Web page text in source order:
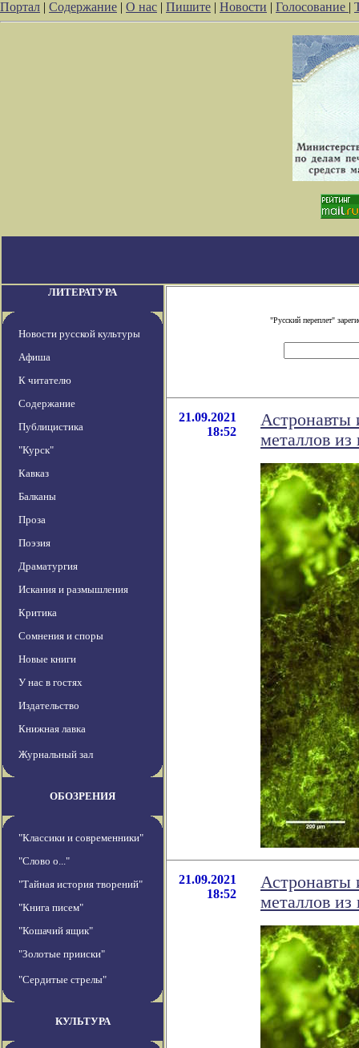
Портал | Содержание | О нас | Пишите | Новости | Голосование |
ЛИТЕРАТУРА
Новости русской культуры
Афиша
К читателю
Содержание
Публицистика
"Курск"
Кавказ
Балканы
Проза
Поэзия
Драматургия
Искания и размышления
Критика
Сомнения и споры
Новые книги
У нас в гостях
Издательство
Книжная лавка
Журнальный зал
ОБОЗРЕНИЯ
"Классики и современники"
"Слово о..."
"Тайная история творений"
"Книга писем"
"Кошачий ящик"
"Золотые прииски"
"Сердитые стрелы"
КУЛЬТУРА
"Русский переплет"
21.09.2021
18:52
Астронавты
металлов из
21.09.2021
18:52
Астронавты
металлов из